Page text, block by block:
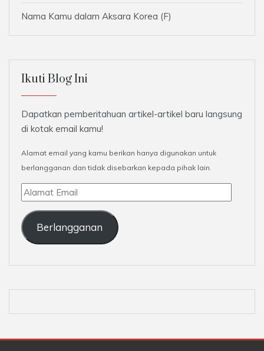
Nama Kamu dalam Aksara Korea (F)
Ikuti Blog Ini
Dapatkan pemberitahuan artikel-artikel baru langsung
di kotak email kamu!
Alamat email yang kamu berikan hanya digunakan untuk
berlangganan dan tidak disebarkan kepada pihak lain.
Alamat
Email
Berlangganan